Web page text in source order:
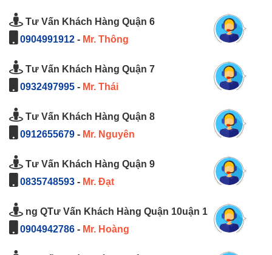
Tư Vấn Khách Hàng Quận 6
0904991912 - Mr. Thông
Tư Vấn Khách Hàng Quận 7
0932497995 - Mr. Thái
Tư Vấn Khách Hàng Quận 8
0912655679 - Mr. Nguyên
Tư Vấn Khách Hàng Quận 9
0835748593 - Mr. Đạt
ng QTư Vấn Khách Hàng Quận 10uận 1
0904942786 - Mr. Hoàng